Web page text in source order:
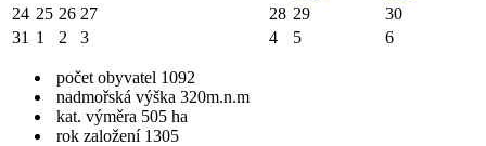
24 25 26 27 28 29
30
31 1 2 3 4 5 6
počet obyvatel 1092
nadmořská výška 320m.n.m
kat. výměra 505 ha
rok založení 1305